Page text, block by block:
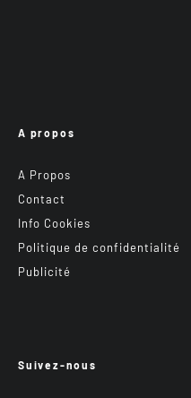
A propos
A Propos
Contact
Info Cookies
Politique de confidentialité
Publicité
Suivez-nous